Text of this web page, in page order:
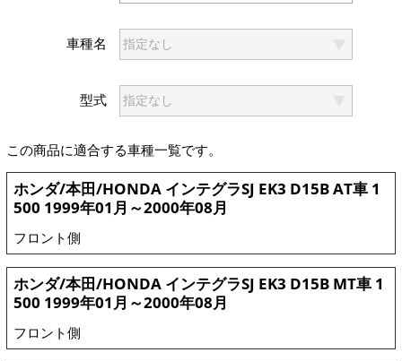
車種名
型式
この商品に適合する車種一覧です。
ホンダ/本田/HONDA インテグラSJ EK3 D15B AT車 1
500 1999年01月～2000年08月
フロント側
ホンダ/本田/HONDA インテグラSJ EK3 D15B MT車 1
500 1999年01月～2000年08月
フロント側